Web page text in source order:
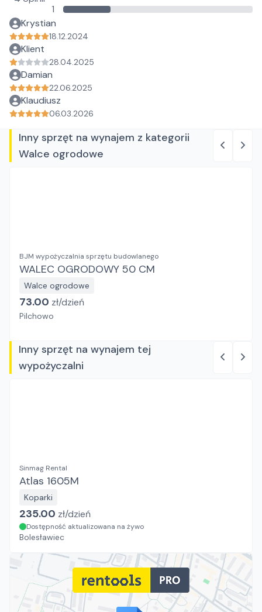
1
Krystian
18.12.2024
Klient
28.04.2025
Damian
22.06.2025
Klaudiusz
06.03.2026
Inny sprzęt na wynajem z kategorii
Walce ogrodowe
BJM wypożyczalnia sprzętu budowlanego
WALEC OGRODOWY 50 CM
Walce ogrodowe
73.00 zł/dzień
Pilchowo
Inny sprzęt na wynajem tej
wypożyczalni
Sinmag Rental
Atlas 1605M
Koparki
235.00 zł/dzień
Dostępność aktualizowana na żywo
Bolesławiec